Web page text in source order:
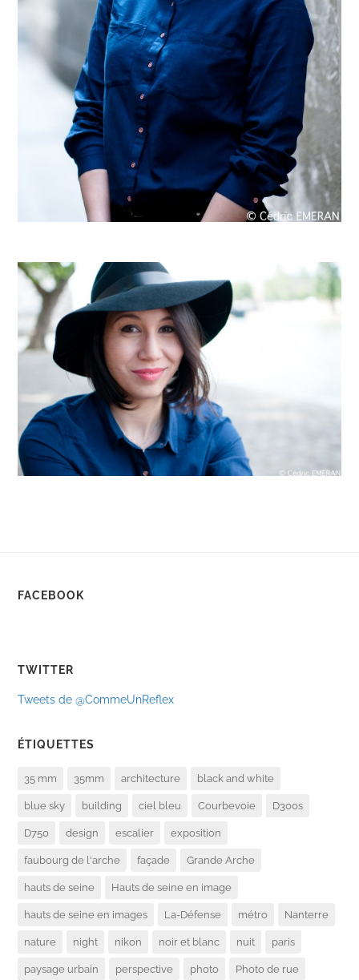
FACEBOOK
TWITTER
Tweets de @CommeUnReflex
ÉTIQUETTES
35 mm 35mm architecture black and white
blue sky building ciel bleu Courbevoie D300s
D750 design escalier exposition
faubourg de l'arche façade Grande Arche
hauts de seine Hauts de seine en image
hauts de seine en images La-Défense métro Nanterre
nature night nikon noir et blanc nuit paris
paysage urbain perspective photo Photo de rue